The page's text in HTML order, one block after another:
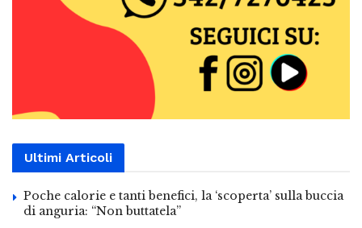
Ultimi Articoli
Poche calorie e tanti benefici, la ‘scoperta’ sulla buccia
di anguria: “Non buttatela”